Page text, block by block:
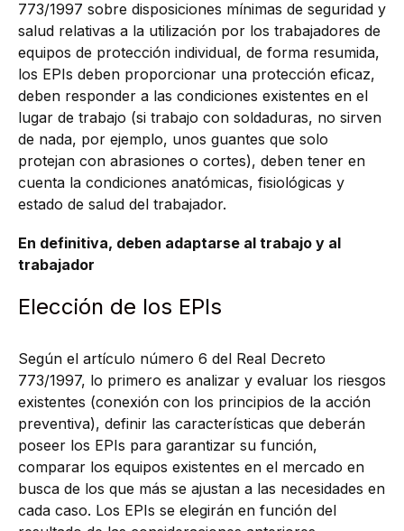
773/1997 sobre disposiciones mínimas de seguridad y
salud relativas a la utilización por los trabajadores de
equipos de protección individual, de forma resumida,
los EPIs deben proporcionar una protección eficaz,
deben responder a las condiciones existentes en el
lugar de trabajo (si trabajo con soldaduras, no sirven
de nada, por ejemplo, unos guantes que solo
protejan con abrasiones o cortes), deben tener en
cuenta la condiciones anatómicas, fisiológicas y
estado de salud del trabajador.
En definitiva, deben adaptarse al trabajo y al
trabajador
Elección de los EPIs
Según el artículo número 6 del Real Decreto
773/1997, lo primero es analizar y evaluar los riesgos
existentes (conexión con los principios de la acción
preventiva), definir las características que deberán
poseer los EPIs para garantizar su función,
comparar los equipos existentes en el mercado en
busca de los que más se ajustan a las necesidades en
cada caso. Los EPIs se elegirán en función del